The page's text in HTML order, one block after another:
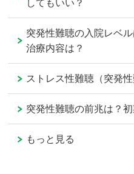
してもいい？
突発性難聴の入院レベ
治療内容は？
ストレス性難聴（突発
突発性難聴の前兆は？
もっと見る